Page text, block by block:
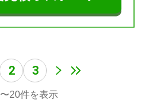
2 3
〜20件を表示